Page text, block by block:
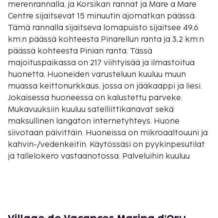
merenrannalla, ja Korsikan rannat ja Mare a Mare
Centre sijaitsevat 15 minuutin ajomatkan päässä.
Tämä rannalla sijaitseva lomapuisto sijaitsee 49,6
km:n päässä kohteesta Pinarellun ranta ja 3,2 km:n
päässä kohteesta Pinian ranta. Tässä
majoituspaikassa on 217 viihtyisää ja ilmastoitua
huonetta. Huoneiden varusteluun kuuluu muun
muassa keittonurkkaus, jossa on jääkaappi ja liesi.
Jokaisessa huoneessa on kalustettu parveke.
Mukavuuksiin kuuluu satelliittikanavat sekä
maksullinen langaton internetyhteys. Huone
siivotaan päivittäin. Huoneissa on mikroaaltouuni ja
kahvin-/vedenkeitin. Käytössäsi on pyykinpesutilat
ja tallelokero vastaanotossa. Palveluihin kuuluu
kokeilla sen jälkeen palveluihin kuuluvaa 2